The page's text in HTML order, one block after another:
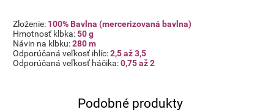
Zloženie: 100% Bavlna (mercerizovaná bavlna)
Hmotnosť klbka:50 g
Návin na klbku:280 m
Odporúčaná veľkosť ihlíc:2,5 až 3,5
Odporúčaná veľkosť háčika:0,75 až 2
Podobné produkty